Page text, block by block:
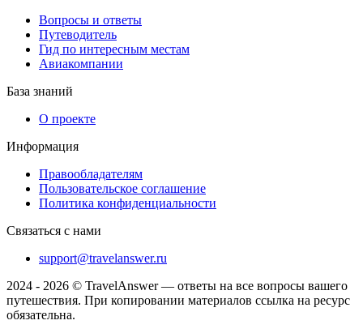
Вопросы и ответы
Путеводитель
Гид по интересным местам
Авиакомпании
База знаний
О проекте
Информация
Правообладателям
Пользовательское соглашение
Политика конфиденциальности
Связаться с нами
support@travelanswer.ru
2024 - 2026 © TravelAnswer — ответы на все вопросы вашего
путешествия. При копировании материалов ссылка на ресурс
обязательна.